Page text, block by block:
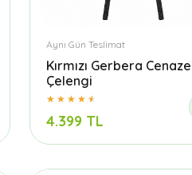
Aynı Gün Teslimat
Kırmızı Gerbera Cenaze
Çelengi
4.399 TL